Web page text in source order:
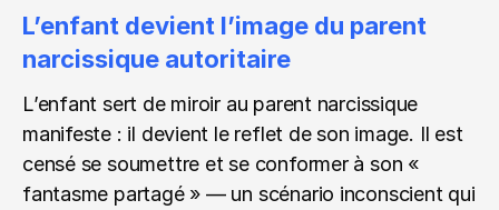
L’enfant devient l’image du parent
narcissique autoritaire
L’enfant sert de miroir au parent narcissique
manifeste : il devient le reflet de son image. Il est
censé se soumettre et se conformer à son «
fantasme partagé » — un scénario inconscient qui